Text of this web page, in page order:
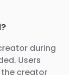
during
Users
creator